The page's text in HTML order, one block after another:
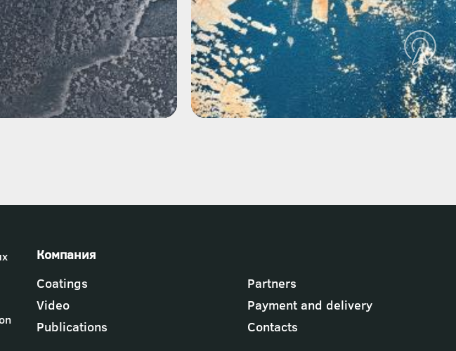
Футер
-
меню
"Компания"
Coatings Partners
Video
Payment and delivery
Publications
Contacts